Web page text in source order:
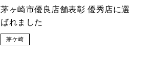
茅ヶ崎市優良店舗表彰 優秀店に選
ばれました
茅ケ崎